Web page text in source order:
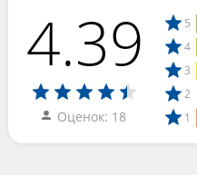
4.39
Оценок: 18
5
4
3
2
1